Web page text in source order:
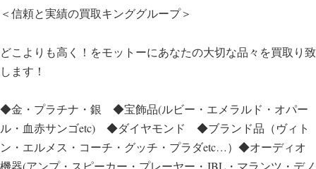
＜信頼と実績の買取キンググループ＞
どこよりも高く！をモットーにあなたの大切な品々を買取り致
します！
◆金・プラチナ・銀 ◆宝飾品(ルビー・エメラルド・オパー
ル・血赤サンゴetc) ◆ダイヤモンド ◆ブランド品（ヴィト
ン・エルメス・コーチ・グッチ・プラダetc…）◆オーディオ
機器(アンプ・スピーカー・プレーヤー・JBL・マランツ・デノ